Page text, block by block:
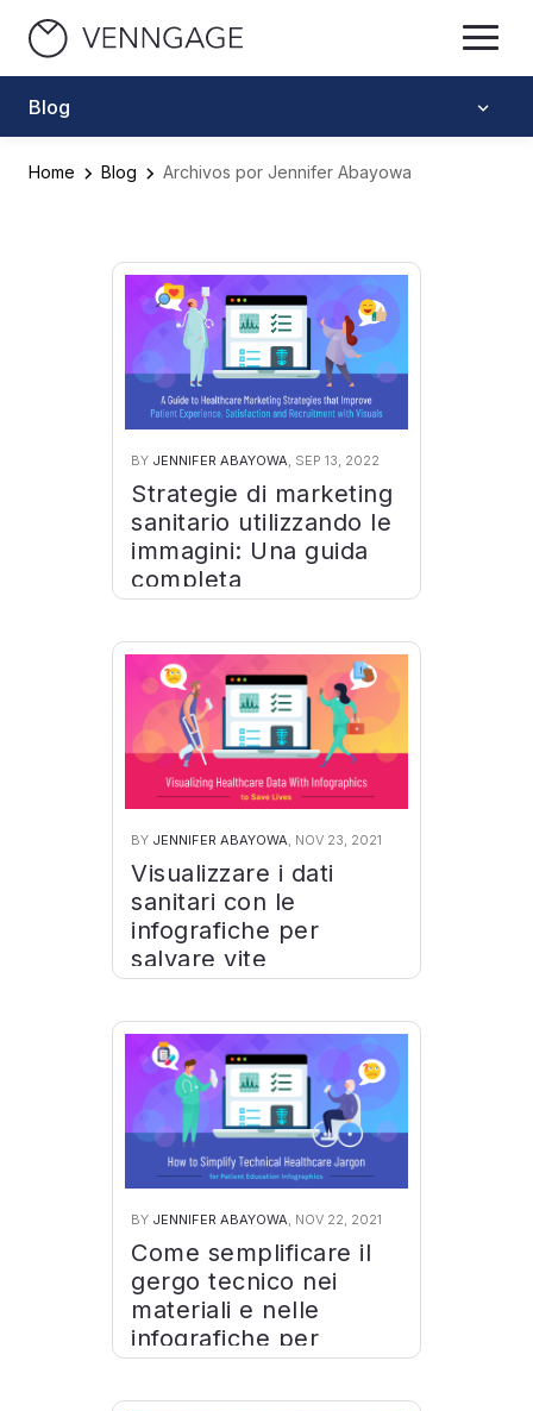
Blog
Home Blog Archivos por Jennifer Abayowa
BY JENNIFER ABAYOWA, SEP 13, 2022
Strategie di marketing
sanitario utilizzando le
immagini: Una guida
completa
BY JENNIFER ABAYOWA, NOV 23, 2021
Visualizzare i dati
sanitari con le
infografiche per
salvare vite
BY JENNIFER ABAYOWA, NOV 22, 2021
Come semplificare il
gergo tecnico nei
materiali e nelle
infografiche per
l’educazione dei
pazienti